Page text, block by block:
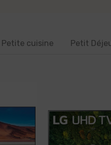
Petite cuisine Petit